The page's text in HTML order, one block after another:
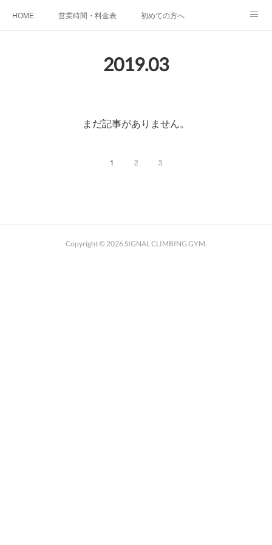
HOME 営業時間・料金表 初めての方へ
お問い合わせ＆よくあるご質問施設案内
2019.03
まだ記事がありません。
1 2 3
Copyright © 2026SIGNAL CLIMBING GYM.